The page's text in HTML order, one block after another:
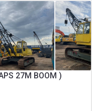
27M BOOM )